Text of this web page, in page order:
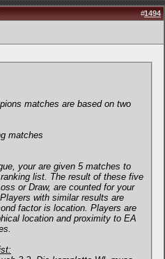
#1494
matches are based on two
matches
your are given 5 matches to
list. The result of these five
or Draw, are counted for your
with similar results are
factor is location. Players are
location and proximity to EA